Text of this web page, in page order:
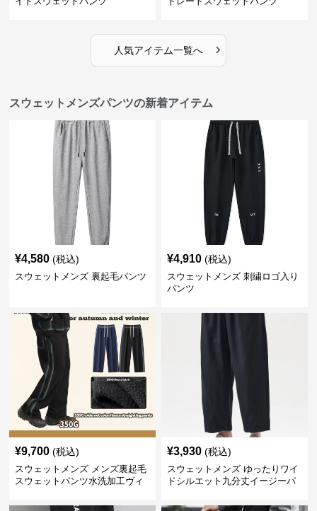
人気アイテム一覧へ ›
スウェットメンズパンツの新着アイテム
¥4,580 (税込)
スウェットメンズ 裏起毛パンツ
¥4,910 (税込)
スウェットメンズ 刺繍ロゴ入り
パンツ
¥9,700 (税込)
スウェットメンズ メンズ裏起毛
スウェットパンツ水洗加工ヴィ
¥3,930 (税込)
スウェットメンズ ゆったりワイ
ドシルエット九分丈イージーパ